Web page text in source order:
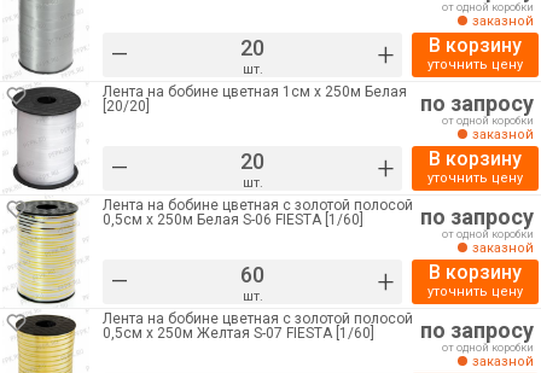
– шт. +
от одной коробки
заказной
В корзину
уточнить цену
Лента на бобине цветная 1см х 250м Белая
[20/20]
– шт. +
по запросу
от одной коробки
заказной
В корзину
уточнить цену
Лента на бобине цветная с золотой полосой
0,5см х 250м Белая S-06 FIESTA [1/60]
– шт. +
по запросу
от одной коробки
заказной
В корзину
уточнить цену
Лента на бобине цветная с золотой полосой
0,5см х 250м Желтая S-07 FIESTA [1/60]
по запросу
от одной коробки
заказной